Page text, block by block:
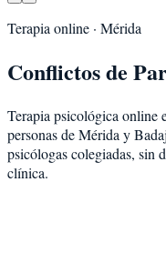
Terapia online · Mérida
Conflictos de
Terapia psicológica online
personas deMérida y
psicólogas colegiadas, sin
clínica.